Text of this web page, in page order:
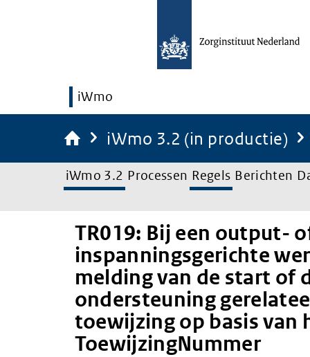
iWmo
iWmo 3.2 (in productie)
iWmo 3.2 Processen Regels Berichten
TR019: Bij een output-
inspanningsgerichte
melding van de start of
ondersteuning
toewijzing op basis van
ToewijzingNummer